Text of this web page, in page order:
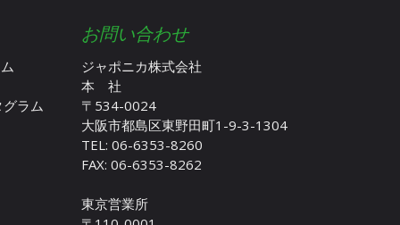
グラム
お問い合わせ
ジャポニカ株式会社
本 社
〒534-0024
大阪市都島区東野田町1-9-3-1304
TEL: 06-6353-8260
FAX: 06-6353-8262
東京営業所